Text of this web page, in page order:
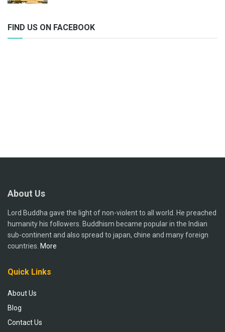
FIND US ON FACEBOOK
About Us
Lord Buddha gave the light of non-violent to all world. He preached
humanity his followers. Buddhism became popular in the Indian
sub-continent and also spread to japan, chine and many foreign
countries. More
Quick Links
About Us
Blog
Contact Us